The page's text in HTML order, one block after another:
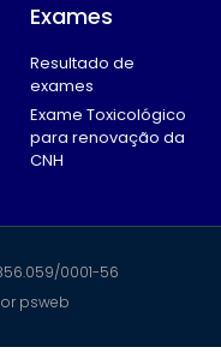
Exames
Resultado de
exames
Exame Toxicológico
para renovação da
CNH
0001-56
psweb